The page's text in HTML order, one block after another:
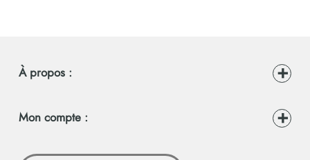
À propos :
Mon compte :